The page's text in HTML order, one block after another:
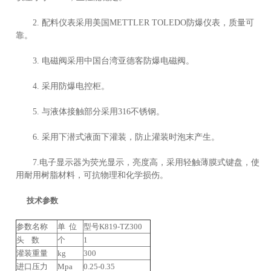
2. 配料仪表采用美国METTLER TOLEDO防爆仪表，质量可
靠。
3. 电磁阀采用中国台湾亚德客防爆电磁阀。
4. 采用防爆电控柜。
5. 与液体接触部分采用316不锈钢。
6. 采用下潜式液面下灌装，防止灌装时泡末产生。
7.电子显示器为荧光显示，亮度高，采用轻触薄膜式键盘，使
用耐用树脂材料，可抗物理和化学损伤。
技术参数
参数名称 单 位
型号K819-TZ300
头 数
个
1
灌装重量
kg
300
进口压力
Mpa 0.25-0.35